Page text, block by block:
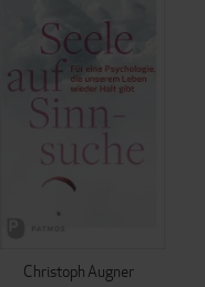
Christoph Augner